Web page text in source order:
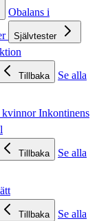
Obalans i
Självtester
Tillbaka
Se alla
kvinnorInkontinens
Tillbaka
Se alla
Tillbaka
Se alla